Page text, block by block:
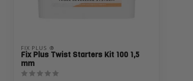
FIX PLUS ®
Fix Plus Twist Starters Kit 100 1,5
mm